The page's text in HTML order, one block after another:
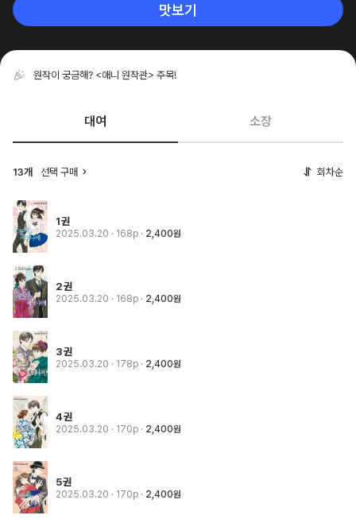
맛보기
원작이 궁금해? <애니 원작관> 주목!
대여 소장
13개 선택 구매 회차순
1권
2025.03.20 · 168p 2,400원
2권
2025.03.20 · 168p 2,400원
3권
2025.03.20 · 178p 2,400원
4권
2025.03.20 · 170p 2,400원
5권
2025.03.20 · 170p 2,400원